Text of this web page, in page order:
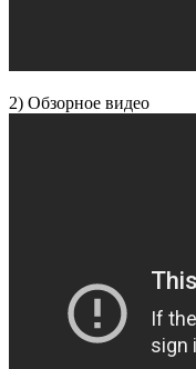
2) Обзорное видео